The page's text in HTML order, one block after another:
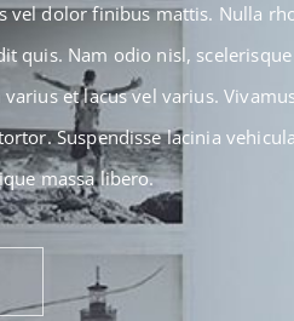
vel dolor finibus mattis. Nulla
quis. Nam odio nisl,
et lacus vel varius.
Suspendisse lacinia
massa libero.